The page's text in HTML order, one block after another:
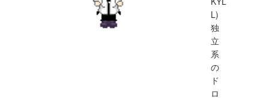
L)
独
立
系
の
ド
ロ